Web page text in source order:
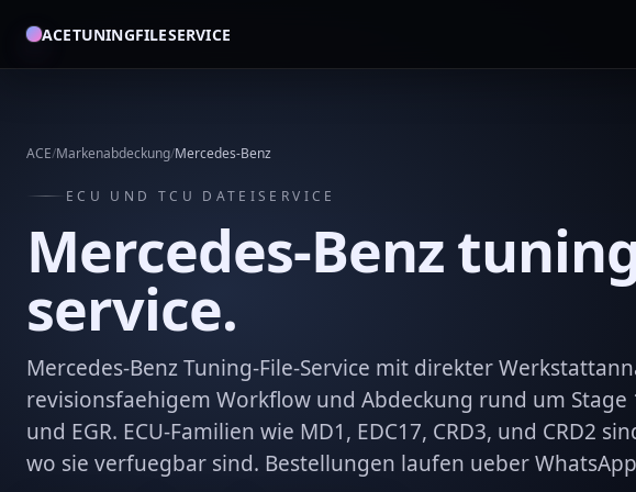
ACETUNINGFILESERVICE
ACE/Markenabdeckung/Mercedes-Benz
ECU UND TCU DATEISERVICE
Mercedes-Benz
service.
Mercedes-Benz Tuning-File-Service mit direkter
revisionsfaehigem Workflow und Abdeckung rund um Stage
und EGR. ECU-Familien wie MD1, EDC17, CRD3, und CRD2
wo sie verfuegbar sind. Bestellungen laufen ueber